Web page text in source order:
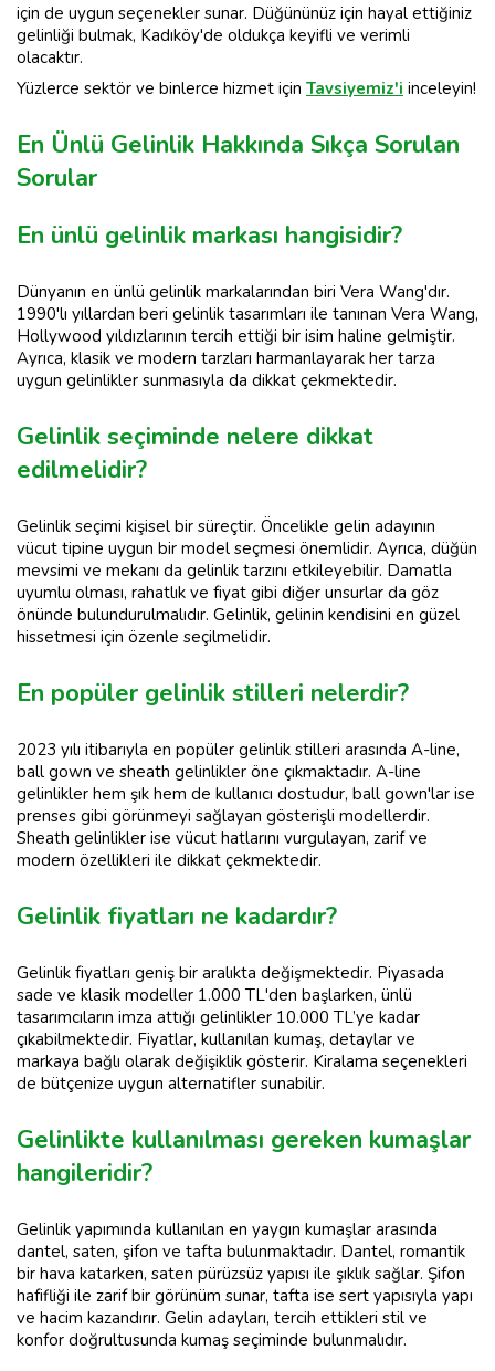
için de uygun seçenekler sunar. Düğününüz için hayal ettiğiniz
gelinliği bulmak, Kadıköy'de oldukça keyifli ve verimli
olacaktır.
Yüzlerce sektör ve binlerce hizmet için Tavsiyemiz'i inceleyin!
En Ünlü Gelinlik Hakkında Sıkça Sorulan
Sorular
En ünlü gelinlik markası hangisidir?
Dünyanın en ünlü gelinlik markalarından biri Vera Wang'dır.
1990'lı yıllardan beri gelinlik tasarımları ile tanınan Vera Wang,
Hollywood yıldızlarının tercih ettiği bir isim haline gelmiştir.
Ayrıca, klasik ve modern tarzları harmanlayarak her tarza
uygun gelinlikler sunmasıyla da dikkat çekmektedir.
Gelinlik seçiminde nelere dikkat
edilmelidir?
Gelinlik seçimi kişisel bir süreçtir. Öncelikle gelin adayının
vücut tipine uygun bir model seçmesi önemlidir. Ayrıca, düğün
mevsimi ve mekanı da gelinlik tarzını etkileyebilir. Damatla
uyumlu olması, rahatlık ve fiyat gibi diğer unsurlar da göz
önünde bulundurulmalıdır. Gelinlik, gelinin kendisini en güzel
hissetmesi için özenle seçilmelidir.
En popüler gelinlik stilleri nelerdir?
2023 yılı itibarıyla en popüler gelinlik stilleri arasında A-line,
ball gown ve sheath gelinlikler öne çıkmaktadır. A-line
gelinlikler hem şık hem de kullanıcı dostudur, ball gown'lar ise
prenses gibi görünmeyi sağlayan gösterişli modellerdir.
Sheath gelinlikler ise vücut hatlarını vurgulayan, zarif ve
modern özellikleri ile dikkat çekmektedir.
Gelinlik fiyatları ne kadardır?
Gelinlik fiyatları geniş bir aralıkta değişmektedir. Piyasada
sade ve klasik modeller 1.000 TL'den başlarken, ünlü
tasarımcıların imza attığı gelinlikler 10.000 TL’ye kadar
çıkabilmektedir. Fiyatlar, kullanılan kumaş, detaylar ve
markaya bağlı olarak değişiklik gösterir. Kiralama seçenekleri
de bütçenize uygun alternatifler sunabilir.
Gelinlikte kullanılması gereken kumaşlar
hangileridir?
Gelinlik yapımında kullanılan en yaygın kumaşlar arasında
dantel, saten, şifon ve tafta bulunmaktadır. Dantel, romantik
bir hava katarken, saten pürüzsüz yapısı ile şıklık sağlar. Şifon
hafifliği ile zarif bir görünüm sunar, tafta ise sert yapısıyla yapı
ve hacim kazandırır. Gelin adayları, tercih ettikleri stil ve
konfor doğrultusunda kumaş seçiminde bulunmalıdır.